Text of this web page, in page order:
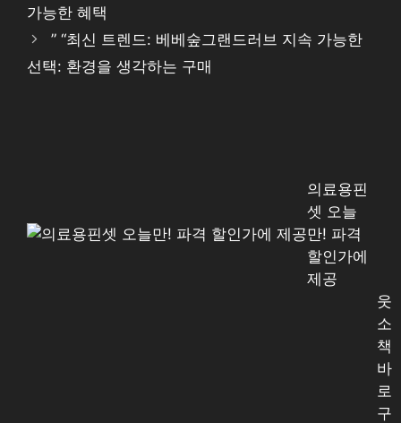
가능한 혜택
” “최신 트렌드: 베베숲그랜드러브 지속 가능한
선택: 환경을 생각하는 구매
의료용핀
셋 오늘
만! 파격
할인가에
제공
웃
소
책
바
로
구